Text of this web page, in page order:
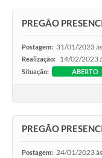
PREGÃO
Postagem: 31/01/2023
Realização: 14/02/2023
Situação: ABERTO
PREGÃO
Postagem: 24/01/2023